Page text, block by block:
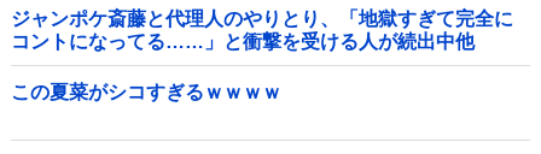
ジャンポケ斎藤と代理人のやりとり、「地獄すぎて完全に
コントになってる……」と衝撃を受ける人が続出中他
この夏菜がシコすぎるｗｗｗｗ